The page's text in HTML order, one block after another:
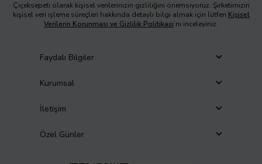
Çiçeksepeti olarak kişisel verilerinizin gizliliğini önemsiyoruz. Şirketimizin
kişisel veri işleme süreçleri hakkında detaylı bilgi almak için lütfen Kişisel
Verilerin Korunması ve Gizlilik Politikası’nı inceleyiniz.
Faydalı Bilgiler
Kurumsal
İletişim
Özel Günler